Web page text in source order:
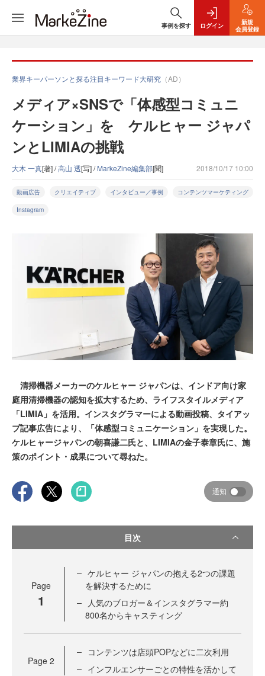
事例を探す ログイン
新規
会員登録
業界キーパーソンと探る注目キーワード大研究 （AD）
メディア×SNSで「体感型コミュニ
ケーション」を ケルヒャー ジャパ
ンとLIMIAの挑戦
大木 一真[著] /高山 透[写] /MarkeZine編集部[聞] 2018/10/17 10:00
動画広告 クリエイティブ インタビュー／事例 コンテンツマーケティング
Instagram
清掃機器メーカーのケルヒャー ジャパンは、インドア向け家
庭用清掃機器の認知を拡大するため、ライフスタイルメディア
「LIMIA」を活用。インスタグラマーによる動画投稿、タイアッ
プ記事広告により、「体感型コミュニケーション」を実現した。
ケルヒャージャパンの朝喜謙二氏と、LIMIAの金子泰章氏に、施
策のポイント・成果について尋ねた。
通知
目次
Page
1
ケルヒャー ジャパンの抱える2つの課題
を解決するために
人気のブロガー＆インスタグラマー約
800名からキャスティング
Page 2
コンテンツは店頭POPなどに二次利用
インフルエンサーごとの特性を活かして